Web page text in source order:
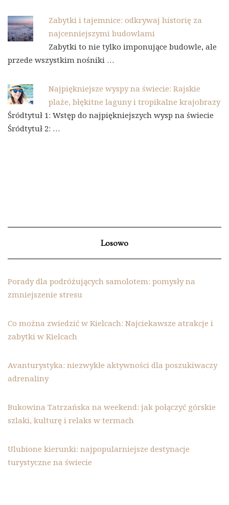
Zabytki i tajemnice: odkrywaj historię za
najcenniejszymi budowlami
Zabytki to nie tylko imponujące budowle, ale
przede wszystkim nośniki …
Najpiękniejsze wyspy na świecie: Rajskie
plaże, błękitne laguny i tropikalne krajobrazy
Śródtytuł 1: Wstęp do najpiękniejszych wysp na świecie
Śródtytuł 2: …
Losowo
Porady dla podróżujących samolotem: pomysły na
zmniejszenie stresu
Co można zwiedzić w Kielcach: Najciekawsze atrakcje i
zabytki w Kielcach
Avanturystyka: niezwykłe aktywności dla poszukiwaczy
adrenaliny
Bukowina Tatrzańska na weekend: jak połączyć górskie
szlaki, kulturę i relaks w termach
Ulubione kierunki: najpopularniejsze destynacje
turystyczne na świecie